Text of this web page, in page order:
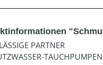
PARTNER